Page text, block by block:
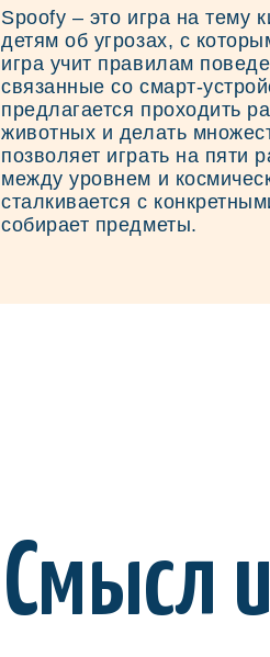
Spoofy – это игра на тему
детям об угрозах, с
игра учит правилам
связанные со смарт-
предлагается проходить
животных и делать
позволяет играть на пяти
между уровнем и
сталкивается с
собирает предметы.
Смысл